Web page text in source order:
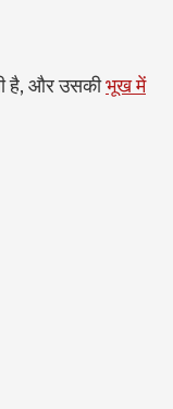
है, और उसकी भूख में